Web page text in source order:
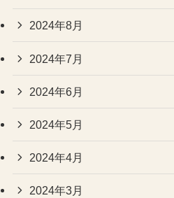
2024年8月
2024年7月
2024年6月
2024年5月
2024年4月
2024年3月